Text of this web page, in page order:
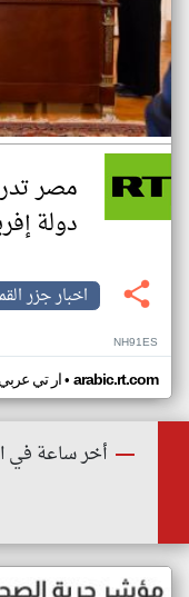
مصر
دولة
اخبار جزر
NH91ES
ار تي عربي• arabic.rt.com
أخر ساعة في